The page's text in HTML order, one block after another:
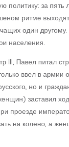
политику: за пять
ритме
один
населения.
III, Павел питал
ввел в армии
но и
заставил
проезде
на колено, а